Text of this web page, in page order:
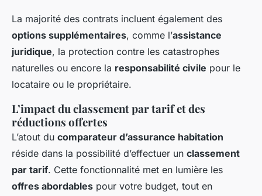
La majorité des contrats incluent également des
options supplémentaires, comme l’assistance
juridique, la protection contre les catastrophes
naturelles ou encore la responsabilité civile pour le
locataire ou le propriétaire.
L’impact du classement par tarif et des
réductions offertes
L’atout du comparateur d’assurance habitation
réside dans la possibilité d’effectuer un classement
par tarif. Cette fonctionnalité met en lumière les
offres abordables pour votre budget, tout en